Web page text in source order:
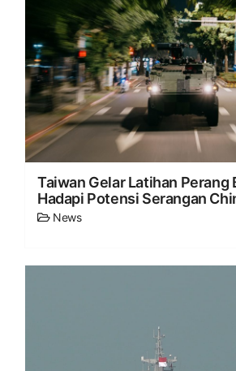
Taiwan Gelar Latihan Perang
Hadapi Potensi Serangan
News